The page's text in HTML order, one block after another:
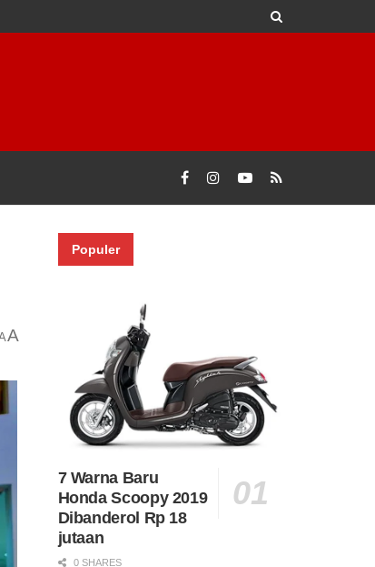
A
Populer
7 Warna Baru
Honda Scoopy 2019
Dibanderol Rp 18
jutaan
0 SHARES